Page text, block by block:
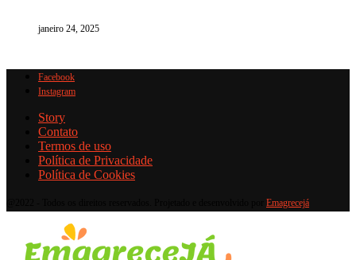
janeiro 24, 2025
Facebook
Instagram
Story
Contato
Termos de uso
Política de Privacidade
Política de Cookies
Emagrecejá